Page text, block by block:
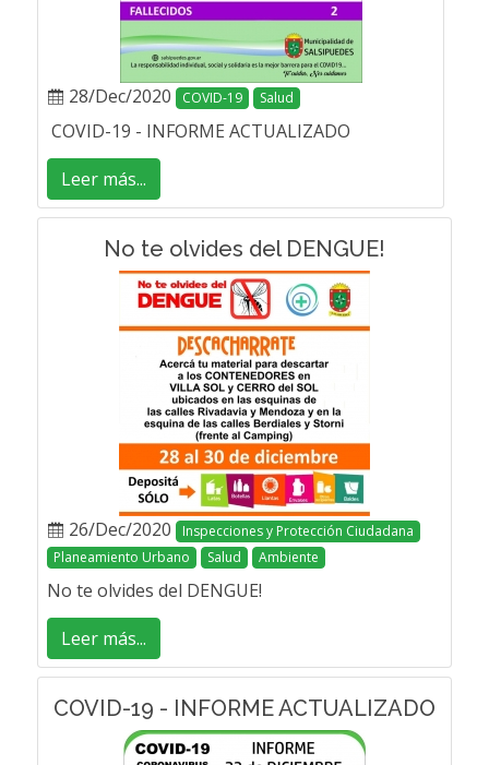
28/Dec/2020 COVID-19 Salud
COVID-19 - INFORME ACTUALIZADO
Leer más...
No te olvides del DENGUE!
26/Dec/2020
Inspecciones y Protección Ciudadana
Planeamiento Urbano
Salud Ambiente
No te olvides del DENGUE!
Leer más...
COVID-19 - INFORME ACTUALIZADO